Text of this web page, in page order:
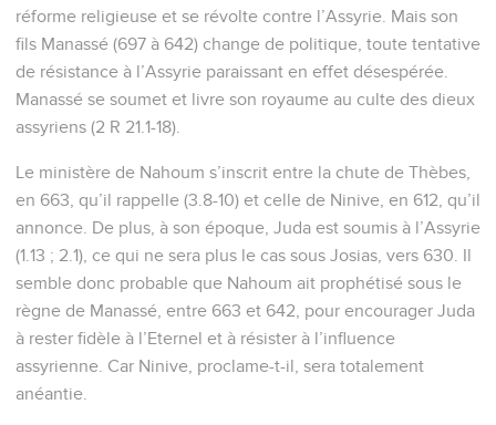
réforme religieuse et se révolte contre l’Assyrie. Mais son
fils Manassé (697 à 642) change de politique, toute tentative
de résistance à l’Assyrie paraissant en effet désespérée.
Manassé se soumet et livre son royaume au culte des dieux
assyriens (2 R 21.1-18).
Le ministère de Nahoum s’inscrit entre la chute de Thèbes,
en 663, qu’il rappelle (3.8-10) et celle de Ninive, en 612, qu’il
annonce. De plus, à son époque, Juda est soumis à l’Assyrie
(1.13 ; 2.1), ce qui ne sera plus le cas sous Josias, vers 630. Il
semble donc probable que Nahoum ait prophétisé sous le
règne de Manassé, entre 663 et 642, pour encourager Juda
à rester fidèle à l’Eternel et à résister à l’influence
assyrienne. Car Ninive, proclame-t-il, sera totalement
anéantie.